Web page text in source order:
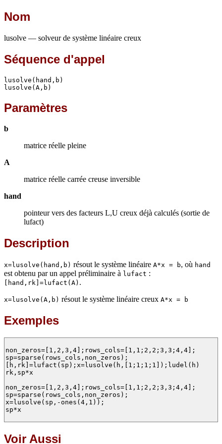
Nom
lusolve — solveur de système linéaire creux
Séquence d'appel
lusolve(hand,b)
lusolve(A,b)
Paramètres
b
matrice réelle pleine
A
matrice réelle carrée creuse inversible
hand
pointeur vers des facteurs L,U creux déjà calculés (sortie de
lufact)
Description
x=lusolve(hand,b) résout le système linéaire A*x = b, où hand
est obtenu par un appel préliminaire à lufact :
[hand,rk]=lufact(A) .
x=lusolve(A,b) résout le système linéaire creux A*x = b
Exemples
non_zeros=[1,2,3,4];rows_cols=[1,1;2,2;3,3;4,4];
sp=sparse(rows_cols,non_zeros);
[h,rk]=lufact(sp);x=lusolve(h,[1;1;1;1]);ludel(h)
rk,sp*x
non_zeros=[1,2,3,4];rows_cols=[1,1;2,2;3,3;4,4];
sp=sparse(rows_cols,non_zeros);
x=lusolve(sp,-ones(4,1));
sp*x
Voir Aussi